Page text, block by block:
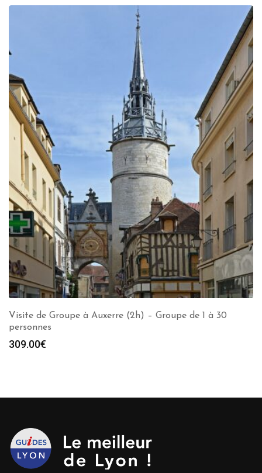
prix :
279.00€
729.00€
Visite de Groupe à Auxerre (2h) – Groupe de 1 à 30
personnes
309.00€